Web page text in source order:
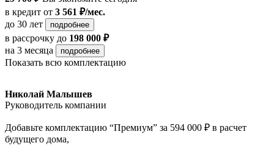
в кредит от 3 561 ₽/мес.
до 30 лет
подробнее
в рассрочку до 198 000 ₽
на 3 месяца
подробнее
Показать всю комплектацию
Николай Малышев
Руководитель компании
Добавьте комплектацию “Премиум” за 594 000 ₽ в расчет
будущего дома,